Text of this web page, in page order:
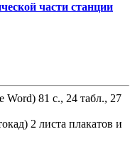
части станции
Word) 81 с., 24 табл., 27
2 листа плакатов и